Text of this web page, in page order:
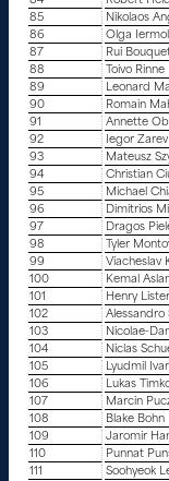
85
Nikolaos
86
Olga
87
Rui
88
Toivo Rinne
89
Leonard
90
Romain
91
Annette
92
Iegor Zarev
93
Mateusz
94
Christian
95
Michael
96
Dimitrios
97
Dragos
98
Tyler
99
Viacheslav
100
Kemal
101
Henry Lister
102
Alessandro
103
Nicolae-
104
Niclas
105
Lyudmil
106
Lukas
107
Marcin
108
Blake Bohn
109
Jaromir
110
Punnat
111
Soohyeok